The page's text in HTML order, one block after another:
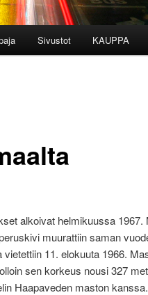
Sivustot KAUPPA
alkoivat helmikuussa 1967.
muurattiin saman
11. elokuuta 1966.
sen korkeus nousi 327
Haapaveden maston